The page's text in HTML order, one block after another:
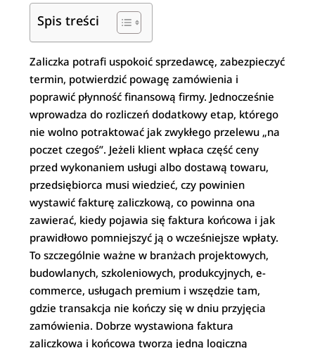
Spis treści
Zaliczka potrafi uspokoić sprzedawcę, zabezpieczyć
termin, potwierdzić powagę zamówienia i
poprawić płynność finansową firmy. Jednocześnie
wprowadza do rozliczeń dodatkowy etap, którego
nie wolno potraktować jak zwykłego przelewu „na
poczet czegoś”. Jeżeli klient wpłaca część ceny
przed wykonaniem usługi albo dostawą towaru,
przedsiębiorca musi wiedzieć, czy powinien
wystawić fakturę zaliczkową, co powinna ona
zawierać, kiedy pojawia się faktura końcowa i jak
prawidłowo pomniejszyć ją o wcześniejsze wpłaty.
To szczególnie ważne w branżach projektowych,
budowlanych, szkoleniowych, produkcyjnych, e-
commerce, usługach premium i wszędzie tam,
gdzie transakcja nie kończy się w dniu przyjęcia
zamówienia. Dobrze wystawiona faktura
zaliczkowa i końcowa tworzą jedną logiczną